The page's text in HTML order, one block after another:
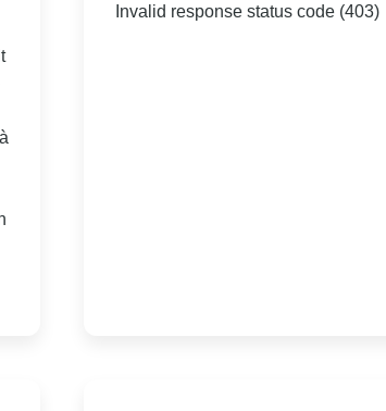
Invalid response status code (403)